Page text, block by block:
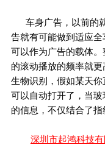
车身广告，以前的
告就有可能做到适应
可以作为广告的载体
的滚动播放的频率就更
生物识别，假如某天
可以自动打开了，当
的信息，不仅结合了指
深圳市起鸿科技